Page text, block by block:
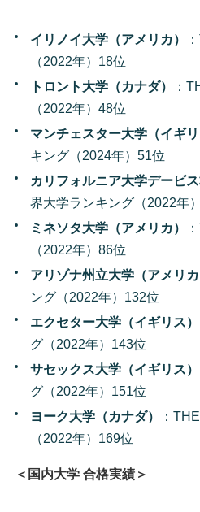
イリノイ大学（アメリカ）
（2022年）18位
トロント大学（カナダ）
：
（2022年）48位
マンチェスター大学（イギリ
キング（2024年）51位
カリフォルニア大学デービス
界大学ランキング（2022年
ミネソタ大学（アメリカ）
（2022年）86位
アリゾナ州立大学（アメリカ
ング（2022年）132位
エクセター大学（イギリス）
グ（2022年）143位
サセックス大学（イギリス）
グ（2022年）151位
ヨーク大学（カナダ）
：
（2022年）169位
＜国内大学 合格実績＞